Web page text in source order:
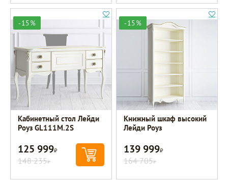
-15%
Кабинетный стол Лейди
Роуз GL111M.2S
125 999Р
148 235Р
-15%
Книжный шкаф высокий
Лейди Роуз
139 999Р
164 705Р